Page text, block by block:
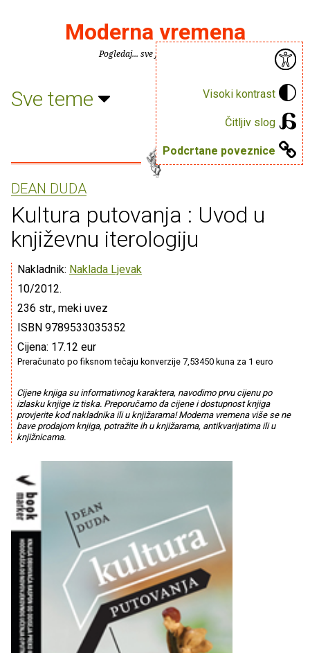
Visoki kontrast
Čitljiv slog
Podcrtane poveznice
Moderna vremena
Pogledaj... sve je puno knjiga.
Sve teme
DEAN DUDA
Kultura putovanja : Uvod u
književnu iterologiju
Nakladnik: Naklada Ljevak
10/2012.
236 str., meki uvez
ISBN 9789533035352
Cijena: 17.12 eur
Preračunato po fiksnom tečaju konverzije 7,53450 kuna za 1 euro
Cijene knjiga su informativnog karaktera, navodimo prvu cijenu po
izlasku knjige iz tiska. Preporučamo da cijene i dostupnost knjiga
provjerite kod nakladnika ili u knjižarama! Moderna vremena više se ne
bave prodajom knjiga, potražite ih u knjižarama, antikvarijatima ili u
knjižnicama.